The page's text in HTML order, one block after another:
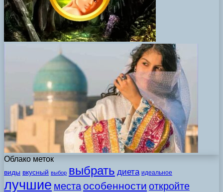
Облако меток
виды вкусный выбор выбрать диета идеальное
лучшие места особенности откройте